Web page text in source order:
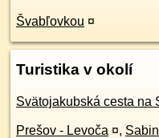
Švabľovkou ¤
Turistika v okolí
Svätojakubská cesta na
Prešov - Levoča ¤,